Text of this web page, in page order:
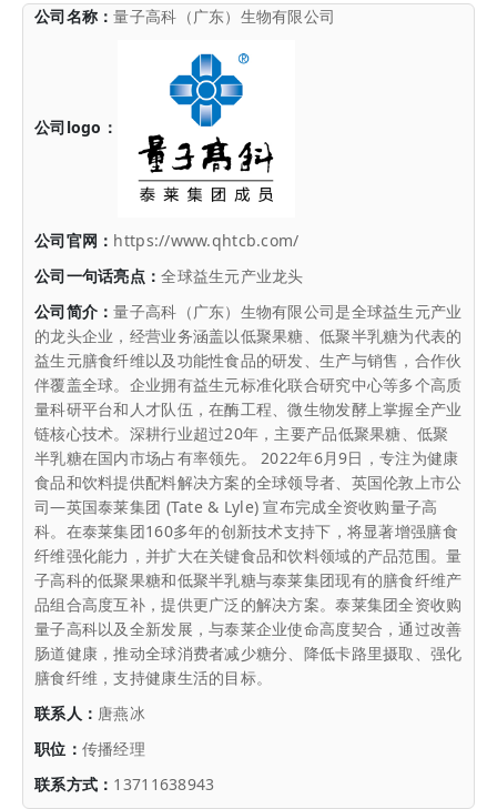
公司名称：量子高科（广东）生物有限公司
公司logo：
公司官网： https://www.qhtcb.com/
公司一句话亮点：全球益生元产业龙头
公司简介：量子高科（广东）生物有限公司是全球益生元产业
的龙头企业，经营业务涵盖以低聚果糖、低聚半乳糖为代表的
益生元膳食纤维以及功能性食品的研发、生产与销售，合作伙
伴覆盖全球。企业拥有益生元标准化联合研究中心等多个高质
量科研平台和人才队伍，在酶工程、微生物发酵上掌握全产业
链核心技术。深耕行业超过20年，主要产品低聚果糖、低聚
半乳糖在国内市场占有率领先。 2022年6月9日，专注为健康
食品和饮料提供配料解决方案的全球领导者、英国伦敦上市公
司—英国泰莱集团 (Tate & Lyle) 宣布完成全资收购量子高
科。在泰莱集团160多年的创新技术支持下，将显著增强膳食
纤维强化能力，并扩大在关键食品和饮料领域的产品范围。量
子高科的低聚果糖和低聚半乳糖与泰莱集团现有的膳食纤维产
品组合高度互补，提供更广泛的解决方案。泰莱集团全资收购
量子高科以及全新发展，与泰莱企业使命高度契合，通过改善
肠道健康，推动全球消费者减少糖分、降低卡路里摄取、强化
膳食纤维，支持健康生活的目标。
联系人： 唐燕冰
职位： 传播经理
联系方式： 13711638943